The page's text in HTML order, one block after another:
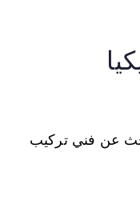
عن فني تركيب